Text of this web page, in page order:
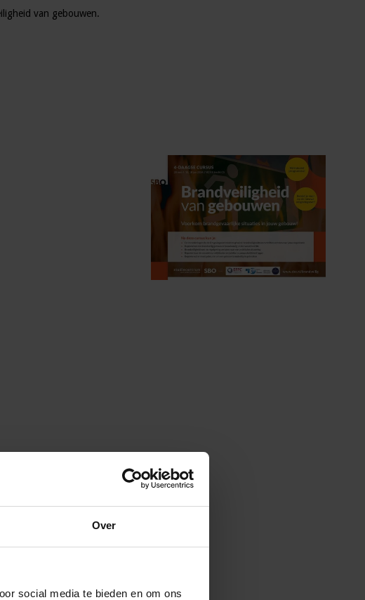
Over
social media te bieden en om ons
van gebouwen.